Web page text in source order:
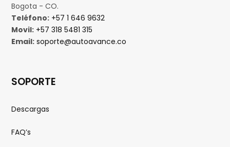
Bogota - CO.
Teléfono: +57 1 646 9632
Movil: +57 318 5481 315
Email: soporte@autoavance.co
SOPORTE
Descargas
FAQ’s